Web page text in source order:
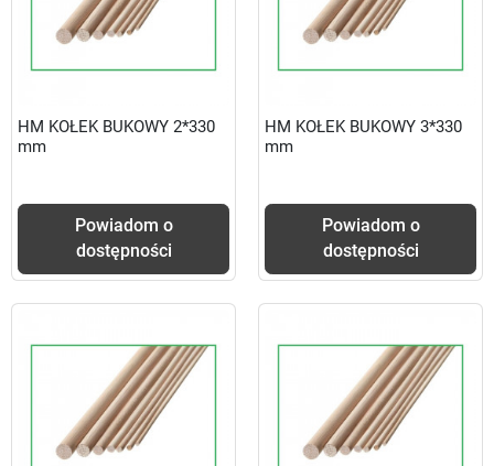
HM KOŁEK BUKOWY 2*330
mm
Powiadom o
dostępności
HM KOŁEK BUKOWY 3*330
mm
Powiadom o
dostępności